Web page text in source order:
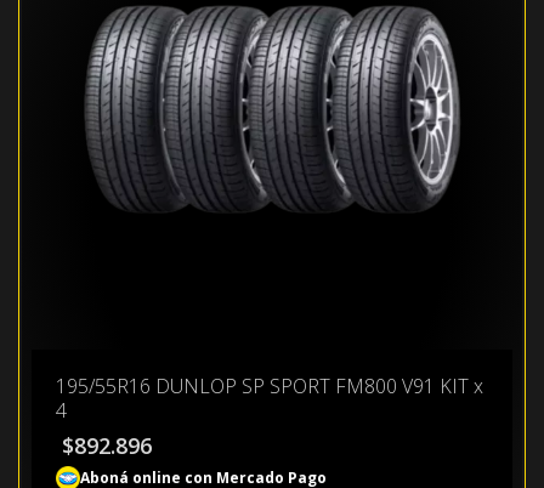
195/55R16 DUNLOP SP SPORT FM800 V91 KIT x
4
$892.896
Aboná online con Mercado Pago